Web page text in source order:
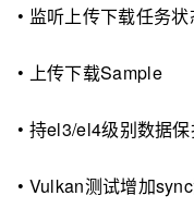
• 监听上传下载任务
• 上传下载Sample
• 持el3/el4级别数据
• Vulkan测试增加